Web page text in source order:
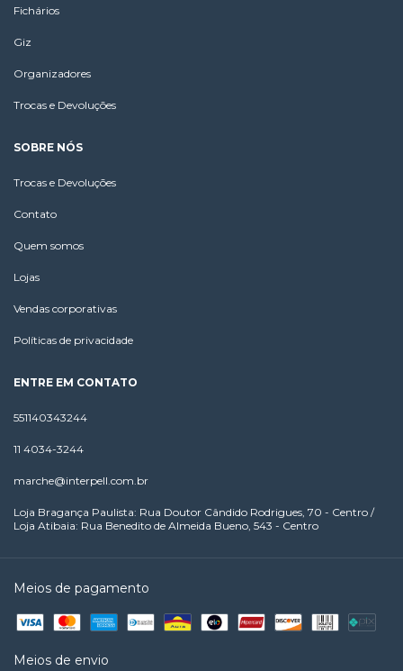
Fichários
Giz
Organizadores
Trocas e Devoluções
SOBRE NÓS
Trocas e Devoluções
Contato
Quem somos
Lojas
Vendas corporativas
Políticas de privacidade
ENTRE EM CONTATO
551140343244
11 4034-3244
marche@interpell.com.br
Loja Bragança Paulista: Rua Doutor Cândido Rodrigues, 70 - Centro /
Loja Atibaia: Rua Benedito de Almeida Bueno, 543 - Centro
Meios de pagamento
Meios de envio